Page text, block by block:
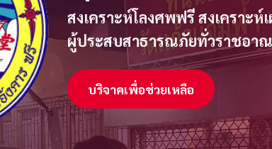
สงเคราะห์โลงศพฟรี สงเคราะ
ผู้ประสบสาธารณภัยทั่วราชอา
บริจาคเพื่อช่วยเหลือ